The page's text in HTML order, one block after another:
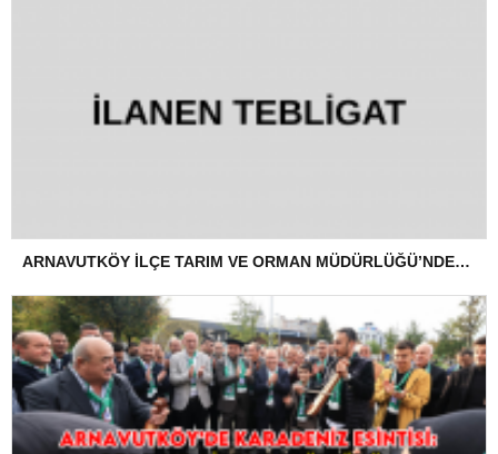
ARNAVUTKÖY İLÇE TARIM VE ORMAN MÜDÜRLÜĞÜ’NDEN İLANEN TEBLİGAT